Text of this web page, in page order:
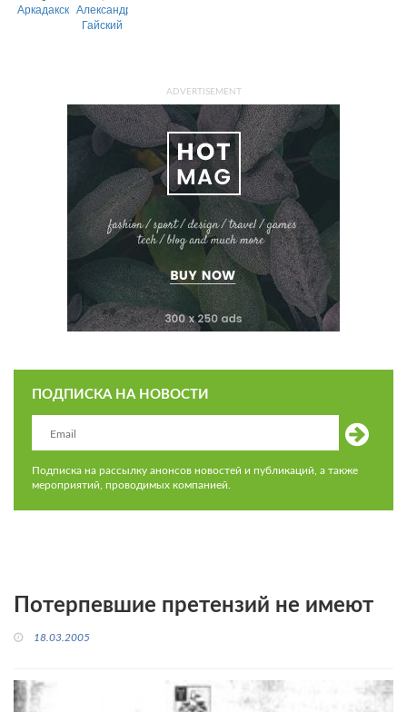
АркадакскийАлександрово-
Гайский
ADVERTISEMENT
ПОДПИСКА НА НОВОСТИ
Подписка на рассылку анонсов новостей и публикаций, а также
мероприятий, проводимых компанией.
Потерпевшие претензий не имеют
18.03.2005